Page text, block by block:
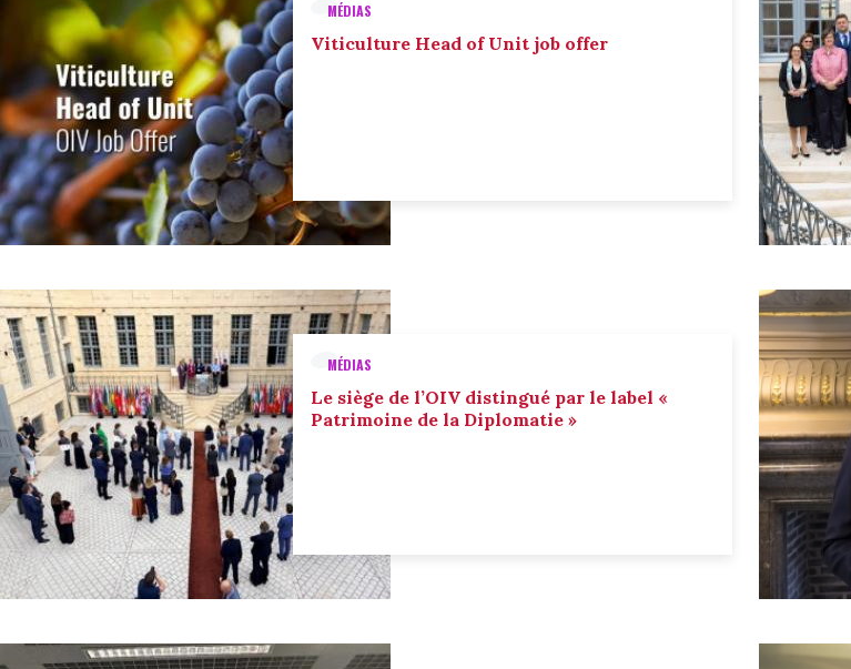
MÉDIAS
Viticulture Head of Unit job offer
MÉDIAS
Le siège de l’OIV distingué par le label «
Patrimoine de la Diplomatie »